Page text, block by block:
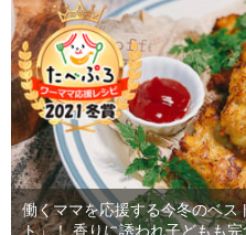
働くママを応援する今冬のベス
ト」！ 香りに誘われ子どもも完